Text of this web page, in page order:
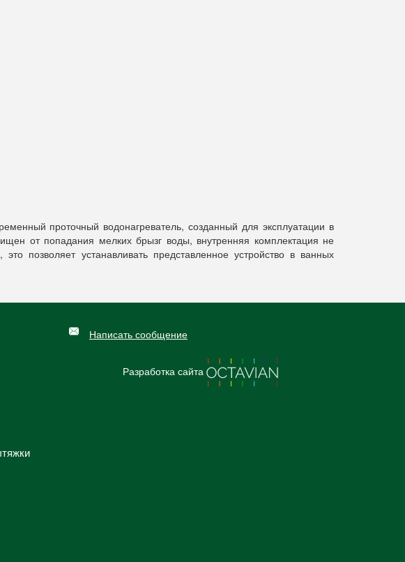
проточный водонагреватель, созданный для эксплуатации в
от попадания мелких брызг воды, внутренняя комплектация не
позволяет устанавливать представленное устройство в ванных
Написать сообщение
Разработка сайта